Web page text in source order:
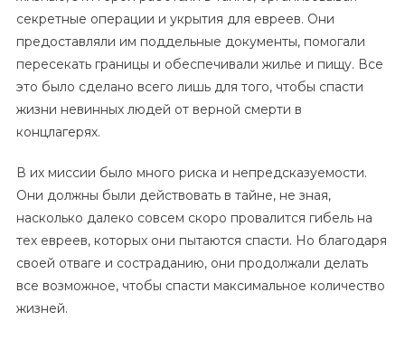
секретные операции и укрытия для евреев. Они
предоставляли им поддельные документы, помогали
пересекать границы и обеспечивали жилье и пищу. Все
это было сделано всего лишь для того, чтобы спасти
жизни невинных людей от верной смерти в
концлагерях.
В их миссии было много риска и непредсказуемости.
Они должны были действовать в тайне, не зная,
насколько далеко совсем скоро провалится гибель на
тех евреев, которых они пытаются спасти. Но благодаря
своей отваге и состраданию, они продолжали делать
все возможное, чтобы спасти максимальное количество
жизней.